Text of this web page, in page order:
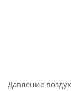
Давление